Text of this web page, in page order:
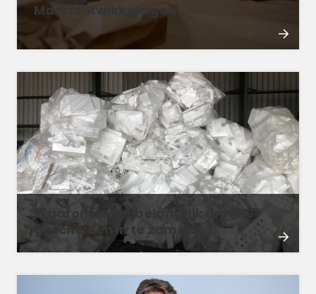
Marktontwikkelingen
Waarom is het belangrijk om EPS
gescheiden in te zamelen?